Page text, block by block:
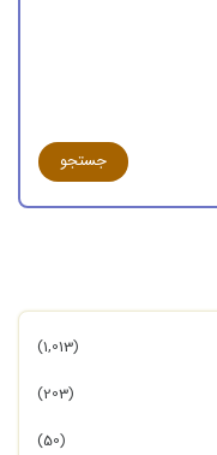
(1,013)
(203)
(50)